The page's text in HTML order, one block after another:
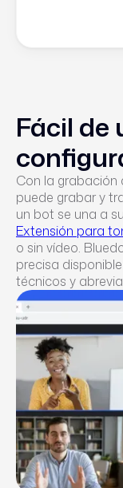
Fácil de
Con la grabación
puede grabar y
un bot se una a
Extensión para
o sin vídeo.
precisa
técnicos y